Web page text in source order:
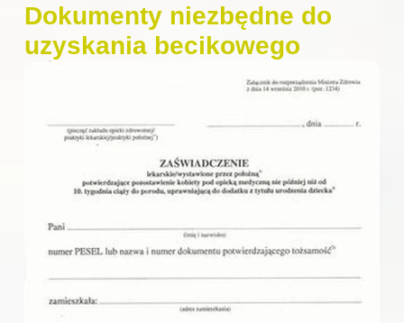
Dokumenty niezbędne do
uzyskania becikowego